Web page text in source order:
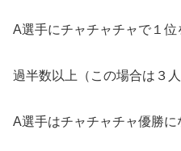
A選手にチャチャチャで１
過半数以上（この場合は３人
A選手はチャチャチャ優勝に